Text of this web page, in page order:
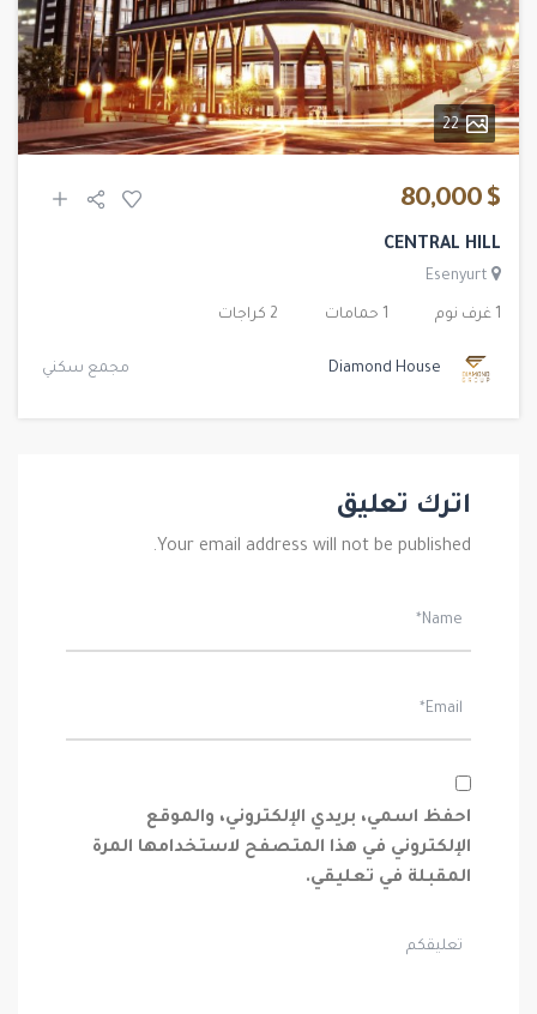
22
$ 80,000
CENTRAL HILL
Esenyurt
1 غرف نوم 1 حمامات 2 كراجات
Diamond House مجمع سكني
اترك تعليق
Your email address will not be published.
احفظ اسمي، بريدي الإلكتروني، والموقع
الإلكتروني في هذا المتصفح لاستخدامها المرة
المقبلة في تعليقي.